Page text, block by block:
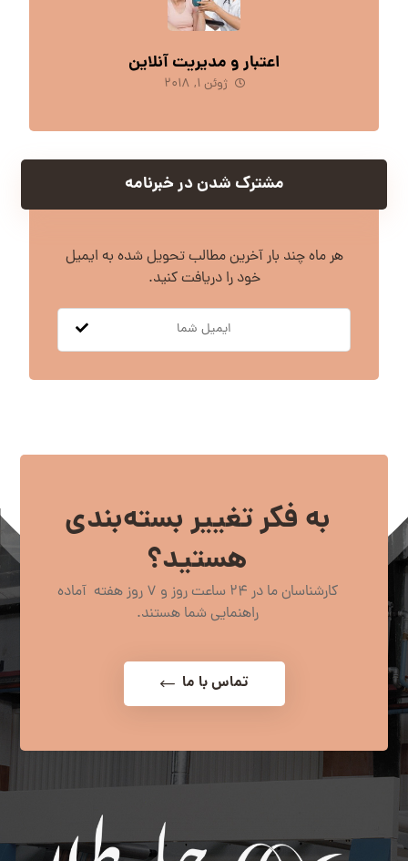
اعتبار و مدیریت آنلاین
ژوئن ۱, ۲۰۱۸
مشترک شدن در خبرنامه
هر ماه چند بار آخرین مطالب تحویل شده به ایمیل
خود را دریافت کنید.
به فکر تغییر بسته‌بندی
هستید؟
کارشناسان ما در 24 ساعت روز و 7 روز هفته آماده
راهنمایی شما هستند.
تماس با ما